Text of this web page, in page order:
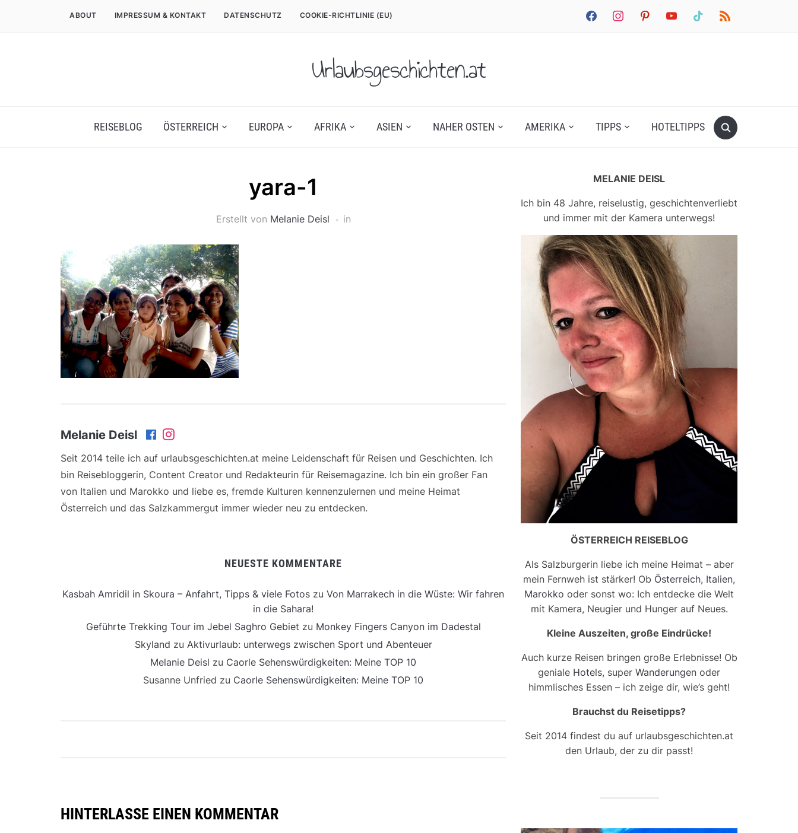
facebookinstagrampinterestyoutube tiktok rss
ABOUT IMPRESSUM & KONTAKT DATENSCHUTZ COOKIE-RICHTLINIE (EU)
Urlaubsgeschichten.at
REISEBLOG ÖSTERREICH EUROPA AFRIKA ASIEN NAHER OSTEN AMERIKA TIPPS HOTELTIPPS
yara-1
Erstellt von Melanie Deisl in
Melanie Deisl
Seit 2014 teile ich auf urlaubsgeschichten.at meine Leidenschaft für Reisen und Geschichten. Ich
bin Reisebloggerin, Content Creator und Redakteurin für Reisemagazine. Ich bin ein großer Fan
von Italien und Marokko und liebe es, fremde Kulturen kennenzulernen und meine Heimat
Österreich und das Salzkammergut immer wieder neu zu entdecken.
NEUESTE KOMMENTARE
Kasbah Amridil in Skoura – Anfahrt, Tipps & viele Fotos zu Von Marrakech in die Wüste: Wir fahren
in die Sahara!
Geführte Trekking Tour im Jebel Saghro Gebiet zu Monkey Fingers Canyon im Dadestal
Skyland zu Aktivurlaub: unterwegs zwischen Sport und Abenteuer
Melanie Deisl zu Caorle Sehenswürdigkeiten: Meine TOP 10
Susanne Unfried zu Caorle Sehenswürdigkeiten: Meine TOP 10
HINTERLASSE EINEN KOMMENTAR
MELANIE DEISL
Ich bin 48 Jahre, reiselustig, geschichtenverliebt
und immer mit der Kamera unterwegs!
ÖSTERREICH REISEBLOG
Als Salzburgerin liebe ich meine Heimat – aber
mein Fernweh ist stärker! Ob Österreich, Italien,
Marokko oder sonst wo: Ich entdecke die Welt
mit Kamera, Neugier und Hunger auf Neues.
Kleine Auszeiten, große Eindrücke!
Auch kurze Reisen bringen große Erlebnisse! Ob
geniale Hotels, super Wanderungen oder
himmlisches Essen – ich zeige dir, wie’s geht!
Brauchst du Reisetipps?
Seit 2014 findest du auf urlaubsgeschichten.at
den Urlaub, der zu dir passt!